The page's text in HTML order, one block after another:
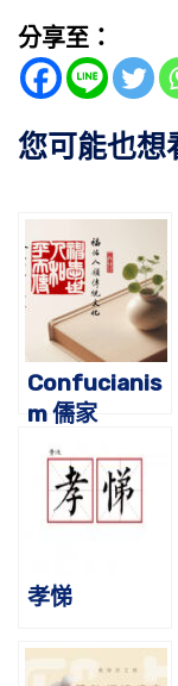
分享至：
您可能也想
Confucianis
m 儒家
孝悌